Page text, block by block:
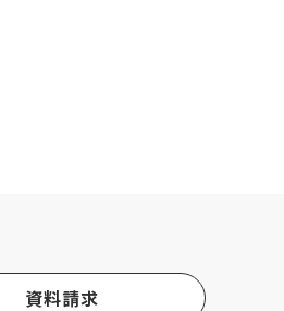
資料請求